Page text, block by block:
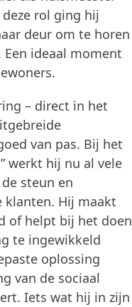
deze rol ging hij
deur om te horen
ideaal moment
– direct in het
van pas. Bij het
werkt hij nu al vele
steun en
klanten. Hij maakt
of helpt bij het doen
te ingewikkeld
oplossing
van de sociaal
Iets wat hij in zijn